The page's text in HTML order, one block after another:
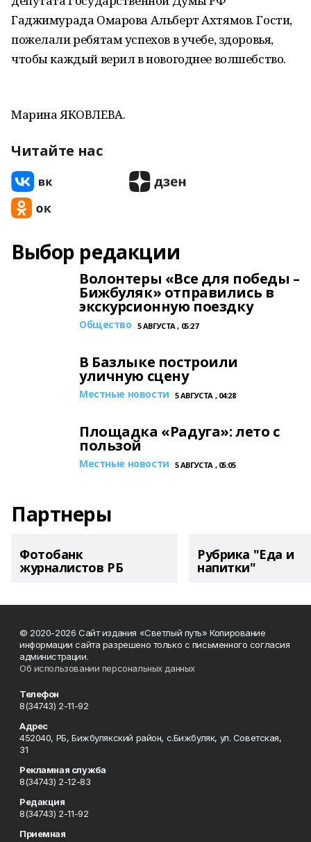
Гаджимурада Омарова Альберт Ахтямов. Гости,
пожелали ребятам успехов в учебе, здоровья,
чтобы каждый верил в новогоднее волшебство.
Марина ЯКОВЛЕВА.
Читайте нас
Выбор редакции
Волонтеры «Все для победы –
Бижбуляк» отправились в
экскурсионную поездку
Общество 5 АВГУСТА , 05:27
В Базлыке построили
уличную сцену
Местные новости 5 АВГУСТА , 04:28
Площадка «Радуга»: лето с
пользой
Местные новости 5 АВГУСТА , 05:05
Партнеры
Фотобанк
журналистов РБ
Рубрика "Еда и
напитки"
© 2020-2026 Сайт издания «Светлый путь» Копирование
информации сайта разрешено только с письменного согласия
администрации.
Об использовании персональных данных
Телефон
8(34743) 2-11-92
Адрес
452040, РБ, Бижбулякский район, с.Бижбуляк, ул. Советская,
31
Рекламная служба
8(34743) 2-12-83
Редакция
8(34743) 2-11-92
Приемная